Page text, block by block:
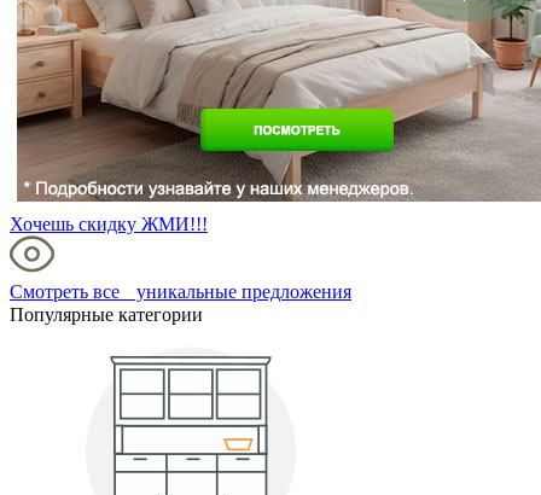
Хочешь скидку ЖМИ!!!
Смотреть все уникальные предложения
Популярные категории